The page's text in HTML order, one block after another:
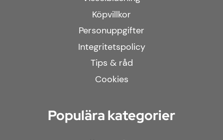
Köpvillkor
Personuppgifter
Integritetspolicy
Tips & råd
Cookies
Populära kategorier